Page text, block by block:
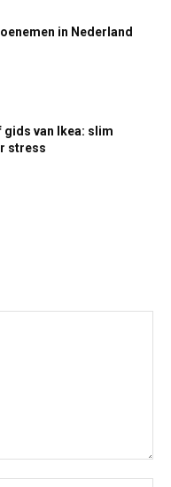
in Nederland
gids van Ikea: slim
stress